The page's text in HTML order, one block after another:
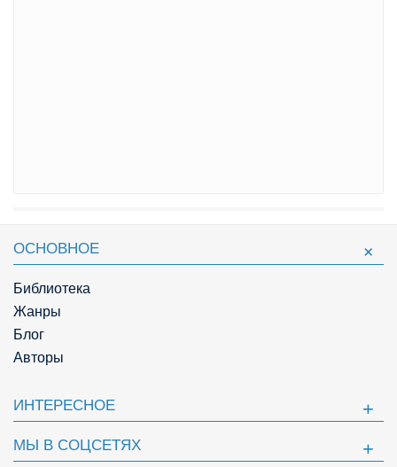
ОСНОВНОЕ
Библиотека
Жанры
Блог
Авторы
ИНТЕРЕСНОЕ
МЫ В СОЦСЕТЯХ